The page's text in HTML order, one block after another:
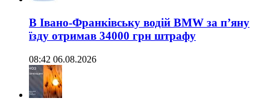
В Івано-Франківську водій BMW за п’яну
їзду отримав 34000 грн штрафу
08:42 06.08.2026